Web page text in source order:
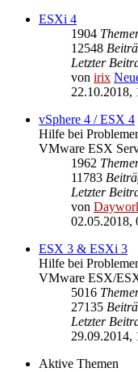
ESXi 4
1904
12548
Letzter
von irix
22.10.2018,
vSphere 4 / ESX 4
Hilfe bei
VMware ESX
1962
11783
Letzter
von
02.05.2018,
ESX 3 & ESXi 3
Hilfe bei
VMware ESX/
5016
27135
Letzter
29.09.2014,
Aktive Themen